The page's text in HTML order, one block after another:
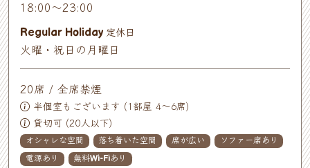
18:00～23:00
Regular Holiday 定休日
火曜・祝日の月曜日
20席 / 全席禁煙
半個室もございます (1部屋 4〜6席)
貸切可 (20人以下)
オシャレな空間 落ち着いた空間 席が広い
ソファー席あり
電源あり
無料Wi-Fiあり